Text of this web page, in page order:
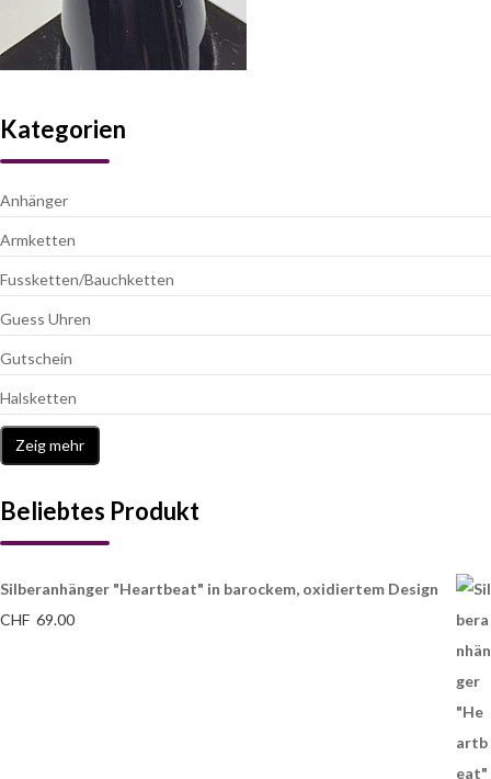
Kategorien
Anhänger
Armketten
Fussketten/Bauchketten
Guess Uhren
Gutschein
Halsketten
Zeig mehr
Beliebtes Produkt
Silberanhänger "Heartbeat" in barockem, oxidiertem Design
CHF 69.00